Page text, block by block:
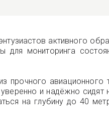
активного
для мониторинга
авиационного
и надёжно сидят
на глубину до 40